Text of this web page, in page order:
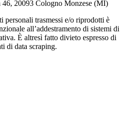
20093 Cologno Monzese (MI)
personali trasmessi e/o riprodotti è
all’addestramento di sistemi di
È altresì fatto divieto espresso di
di data scraping.